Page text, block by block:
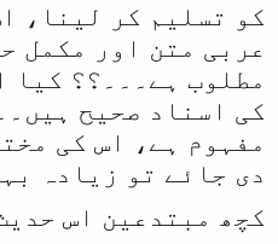
ن
ے
ا
کو تسلیم کر لینا،
عربی متن اور مکمل
مطلوب ہے۔۔۔؟؟ کیا
کی اسناد صحیح
مفہوم ہے، اس کی
دی جائے تو زیادہ
کچھ مبتدعین اس